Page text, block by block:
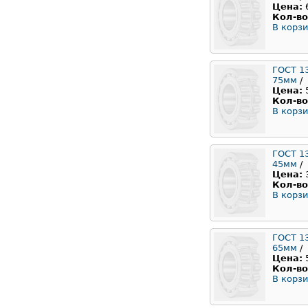
Цена:
Кол-
В
ГОСТ
75мм /
Цена:
Кол-
В
ГОСТ
45мм /
Цена:
Кол-
В
ГОСТ
65мм /
Цена:
Кол-
В